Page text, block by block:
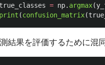
true_classes = np. argmax(
print (confusion_matrix(
結果を評価するために混